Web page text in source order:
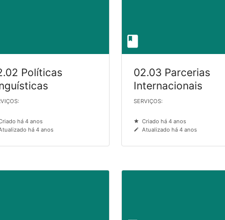
Políticas
há 4 anos
há 4 anos
02.03 Parcerias
Internacionais
SERVIÇOS:
Criado há 4 anos
Atualizado há 4 anos